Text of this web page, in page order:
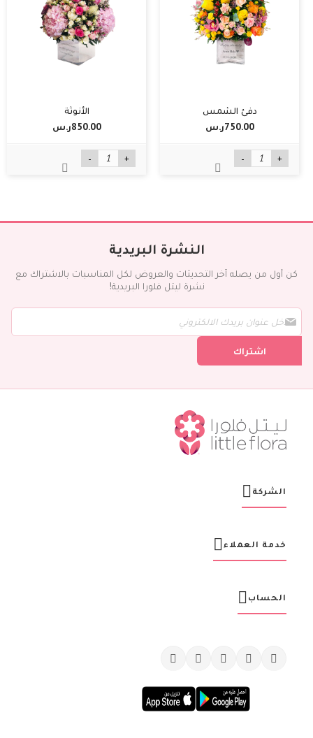
دفئ الشمس
750.00ر.س‏
- +
الأنوثة
850.00ر.س‏
- +
النشرة البريدية
كن أول من يصله آخر التحديثات والعروض لكل المناسبات بالاشتراك مع
نشرة ليتل فلورا البريدية!
ة
الشركة
خدمة العملاء